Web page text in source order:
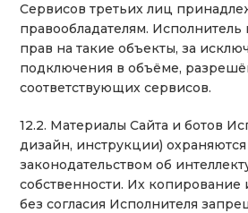
Сервисов третьих лиц
правообладателям. Исполнитель
прав на такие объекты, за
подключения в объёме,
соответствующих сервисов.
12.2. Материалы Сайта и ботов
дизайн, инструкции) охраняются
законодательством об
собственности. Их копирование
без согласия Исполнителя